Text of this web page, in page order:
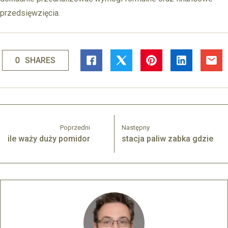
przedsięwzięcia.
0 SHARES
Poprzedni
ile waży duży pomidor
Następny
stacja paliw zabka gdzie